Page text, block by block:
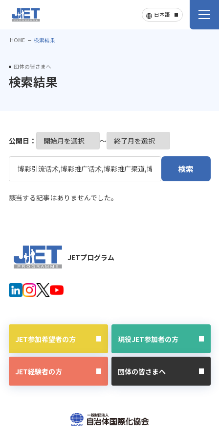
HOME 検索結果
団体の皆さまへ
検索結果
公開日： 〜
検索
該当する記事はありませんでした。
JETプログラム
JET参加希望者の方 現役JET参加者の方
JET経験者の方 団体の皆さまへ